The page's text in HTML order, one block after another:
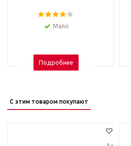
Мало
Подробнее
С этим товаром покупают